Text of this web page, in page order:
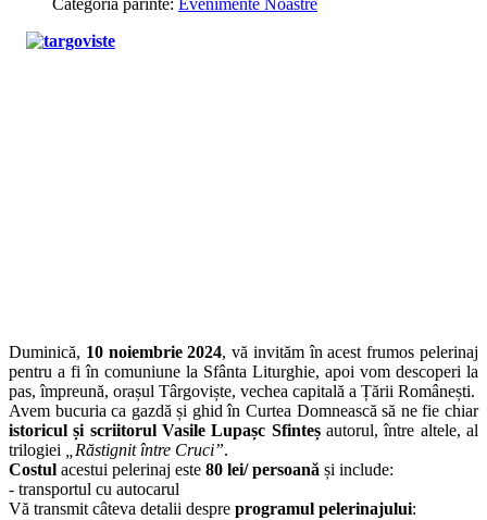
Categoria părinte: Evenimente Noastre
Duminică, 10 noiembrie 2024, vă invităm în acest frumos pelerinaj
pentru a fi în comuniune la Sfânta Liturghie, apoi vom descoperi la
pas, împreună, orașul Târgoviște, vechea capitală a Țării Românești.
Avem bucuria ca gazdă și ghid în Curtea Domnească să ne fie chiar
istoricul și scriitorul Vasile Lupașc Sfinteșautorul, între altele, al
trilogiei „Răstignit între Cruci”.
Costul acestui pelerinaj este 80 lei/ persoană și include:
- transportul cu autocarul
Vă transmit câteva detalii despre programul pelerinajului: